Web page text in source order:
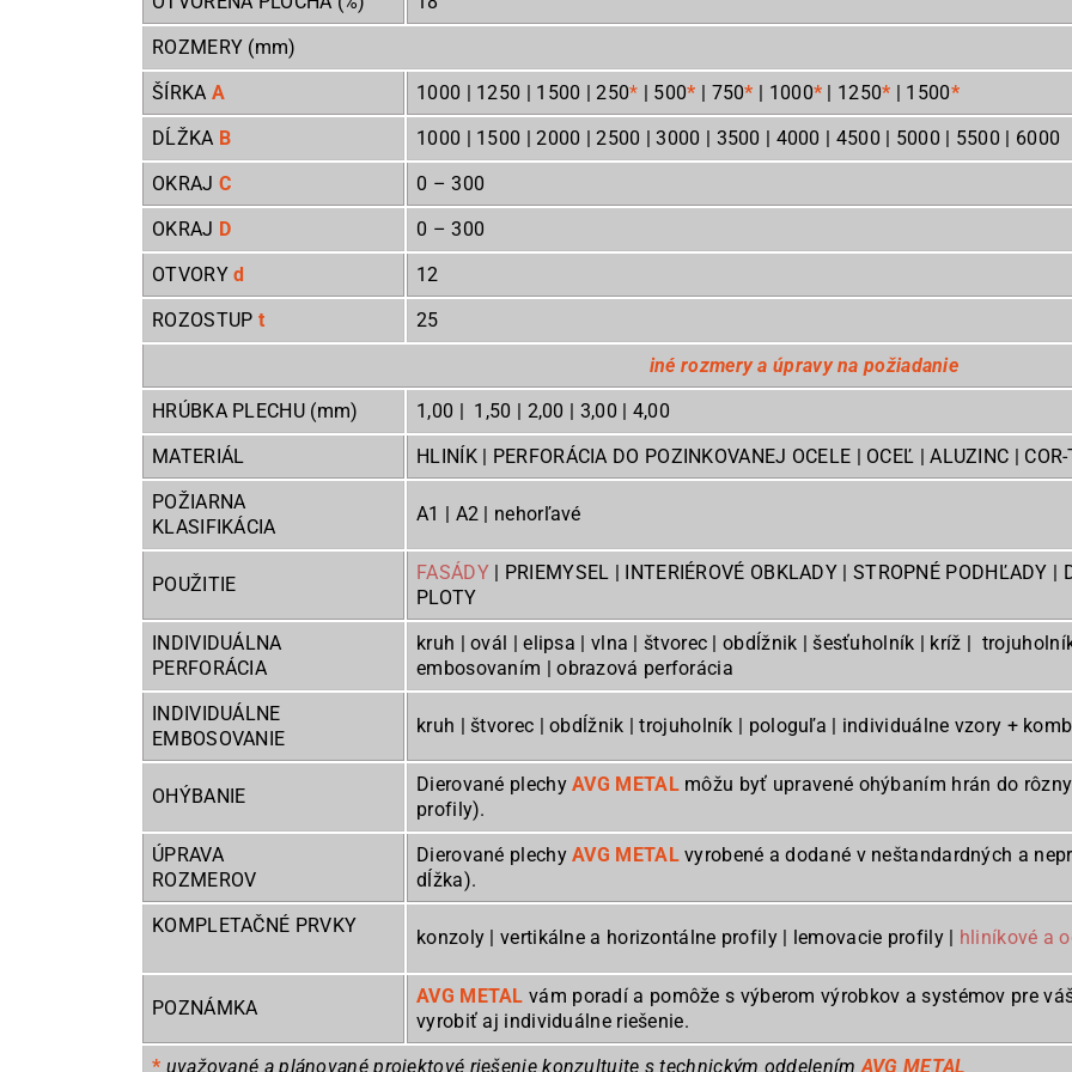
ROZMERY (mm)
ŠÍRKA A 1000 | 1250 | 1500 | 250* | 500* | 750* | 1000* | 1250* | 1500*
DĹŽKA B
1000 | 1500 | 2000 | 2500 | 3000 | 3500 | 4000 | 4500 | 5000 | 5500 | 6000
OKRAJ C 0 – 300
OKRAJ D 0 – 300
OTVORYd
12
ROZOSTUP t
25
iné rozmery a úpravy na požiadanie
HRÚBKA PLECHU (mm)
1,00 | 1,50 | 2,00 | 3,00 | 4,00
MATERIÁL
HLINÍK | PERFORÁCIA DO POZINKOVANEJ OCELE | OCEĽ | ALUZINC |
POŽIARNA
KLASIFIKÁCIA
A1 | A2 | nehorľavé
POUŽITIE
FASÁDY| PRIEMYSEL | INTERIÉROVÉ OBKLADY | STROPNÉ PODHĽADY |
PLOTY
INDIVIDUÁLNA
PERFORÁCIA
kruh | ovál | elipsa | vlna | štvorec | obdĺžnik | šesťuholník | kríž |
embosovaním | obrazová perforácia
INDIVIDUÁLNE
EMBOSOVANIE
kruh | štvorec | obdĺžnik | trojuholník | pologuľa | individuálne vzory +
OHÝBANIE
Dierované plechyAVG METAL môžu byť upravené ohýbaním hrán do
profily).
ÚPRAVA
ROZMEROV
Dierované plechyAVG METALvyrobené a dodané v neštandardných a
dĺžka).
KOMPLETAČNÉ PRVKY
konzoly | vertikálne a horizontálne profily | lemovacie profily | hliníkové a
POZNÁMKA
AVG METAL vám poradí a pomôže s výberom výrobkov a systémov pre
vyrobiť aj individuálne riešenie.
* uvažované a plánované projektové riešenie konzultujte s technickým oddelením AVG METAL